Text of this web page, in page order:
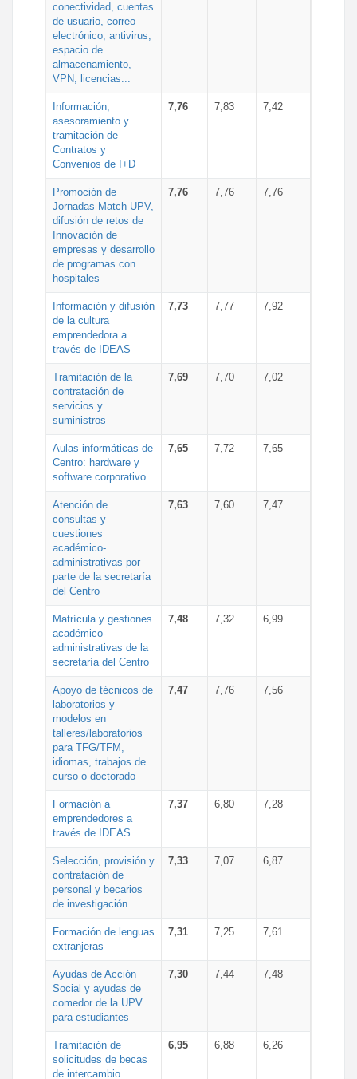
conectividad, cuentas
de usuario, correo
electrónico, antivirus,
espacio de
almacenamiento,
VPN, licencias...
Información,
asesoramiento y
tramitación de
Contratos y
Convenios de I+D
7,76 7,83 7,42
Promoción de
Jornadas Match UPV,
difusión de retos de
Innovación de
empresas y desarrollo
de programas con
hospitales
7,76 7,76 7,76
Información y difusión
de la cultura
emprendedora a
través de IDEAS
7,73 7,77 7,92
Tramitación de la
contratación de
servicios y
suministros
7,69 7,70 7,02
Aulas informáticas de
Centro: hardware y
software corporativo
7,65 7,72 7,65
Atención de
consultas y
cuestiones
académico-
administrativas por
parte de la secretaría
del Centro
7,63 7,60 7,47
Matrícula y gestiones
académico-
administrativas de la
secretaría del Centro
7,48 7,32 6,99
Apoyo de técnicos de
laboratorios y
modelos en
talleres/laboratorios
para TFG/TFM,
idiomas, trabajos de
curso o doctorado
7,47 7,76 7,56
Formación a
emprendedores a
través de IDEAS
7,37 6,80 7,28
Selección, provisión y
contratación de
personal y becarios
de investigación
7,33 7,07 6,87
Formación de lenguas
extranjeras
7,31 7,25 7,61
Ayudas de Acción
Social y ayudas de
comedor de la UPV
para estudiantes
7,30 7,44 7,48
Tramitación de
solicitudes de becas
de intercambio
6,95 6,88 6,26